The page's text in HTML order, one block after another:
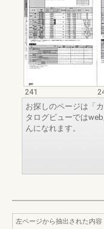
241
お探しのページは「
タログビューでは
んになれます。
左ページから抽出された内容